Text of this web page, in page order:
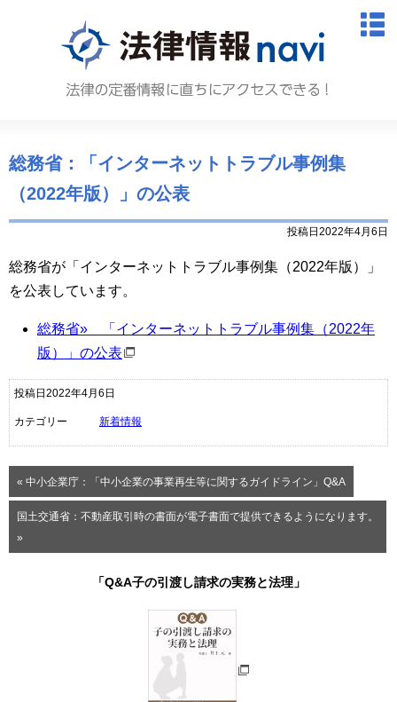
法律情
総務省：「インターネットトラブル事例集
（2022年版）」の公表
投稿日2022年4月6日
総務省が「インターネットトラブル事例集（2022年版）」
を公表しています。
総務省» 「インターネットトラブル事例集（2022年
版）」の公表
投稿日2022年4月6日
カテゴリー 新着情報
« 中小企業庁：「中小企業の事業再生等に関するガイドライン」Q&A
国土交通省：不動産取引時の書面が電子書面で提供できるようになります。
»
「Q&A子の引渡し請求の実務と法理」